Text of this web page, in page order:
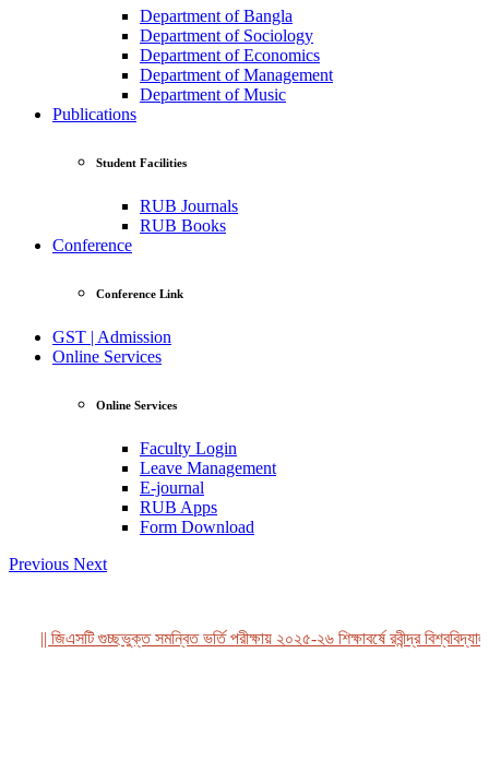
Department of Bangla
Department of Sociology
Department of Economics
Department of Management
Department of Music
Publications
Student Facilities
RUB Journals
RUB Books
Conference
Conference Link
GST | Admission
Online Services
Online Services
Faculty Login
Leave Management
E-journal
RUB Apps
Form Download
Previous Next
|| জিএসটি গুচ্ছভুক্ত সমন্বিত ভর্তি পরীক্ষায় ২০২৫-২৬ শিক্ষাবর্ষে রবীন্দ্র